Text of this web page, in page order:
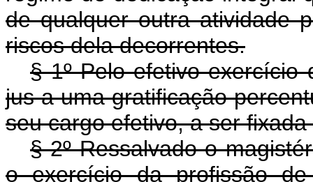
de qualquer outra atividade
riscos dela decorrentes.
§ 1º Pelo efetivo exercício
jus a uma gratificação
seu cargo efetivo, a ser
§ 2º Ressalvado o
o exercício da profissão